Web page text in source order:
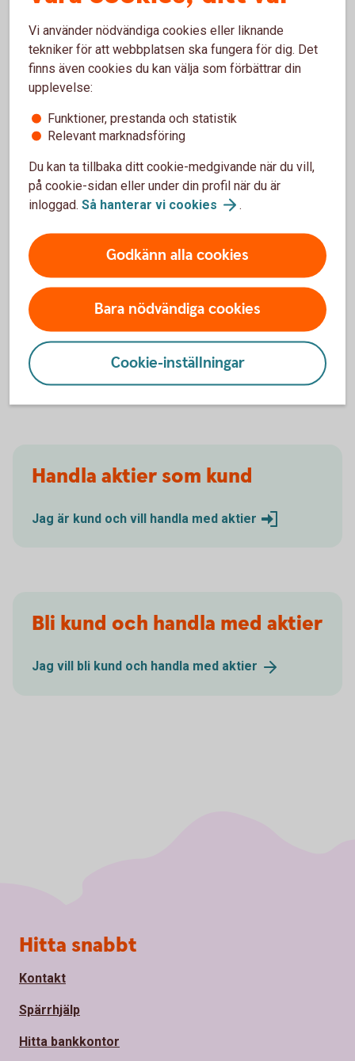
courtage för aktieaffärer i appen och internetbanken.
Så här blir du kund i PrivateBanking
värdepappershandel
Mer information
Aktier och
aktiehandel
Aktiesparande - handla medaktier
Handla aktier som kund
Jag är kund och vill handla med aktier
Bli kund och handla med aktier
Jag vill bli kund och handla med aktier
Vi använder nödvändiga cookies eller liknande
tekniker för att webbplatsen ska fungera för dig. Det
finns även cookies du kan välja som förbättrar din
upplevelse:
Funktioner, prestanda och statistik
Relevant marknadsföring
Du kan ta tillbaka ditt cookie-medgivande när du vill,
på cookie-sidan eller under din profil när du är
inloggad. Så hanterar vi cookies .
Godkänn alla cookies
Bara nödvändiga cookies
Cookie-inställningar
Sidfot
Hitta snabbt
Kontakt
Spärrhjälp
Hitta bankkontor